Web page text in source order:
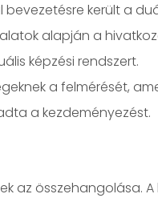
bevezetésre került a
alapján a
képzési rendszert.
a felmérését,
a kezdeményezést.
az összehangolása.